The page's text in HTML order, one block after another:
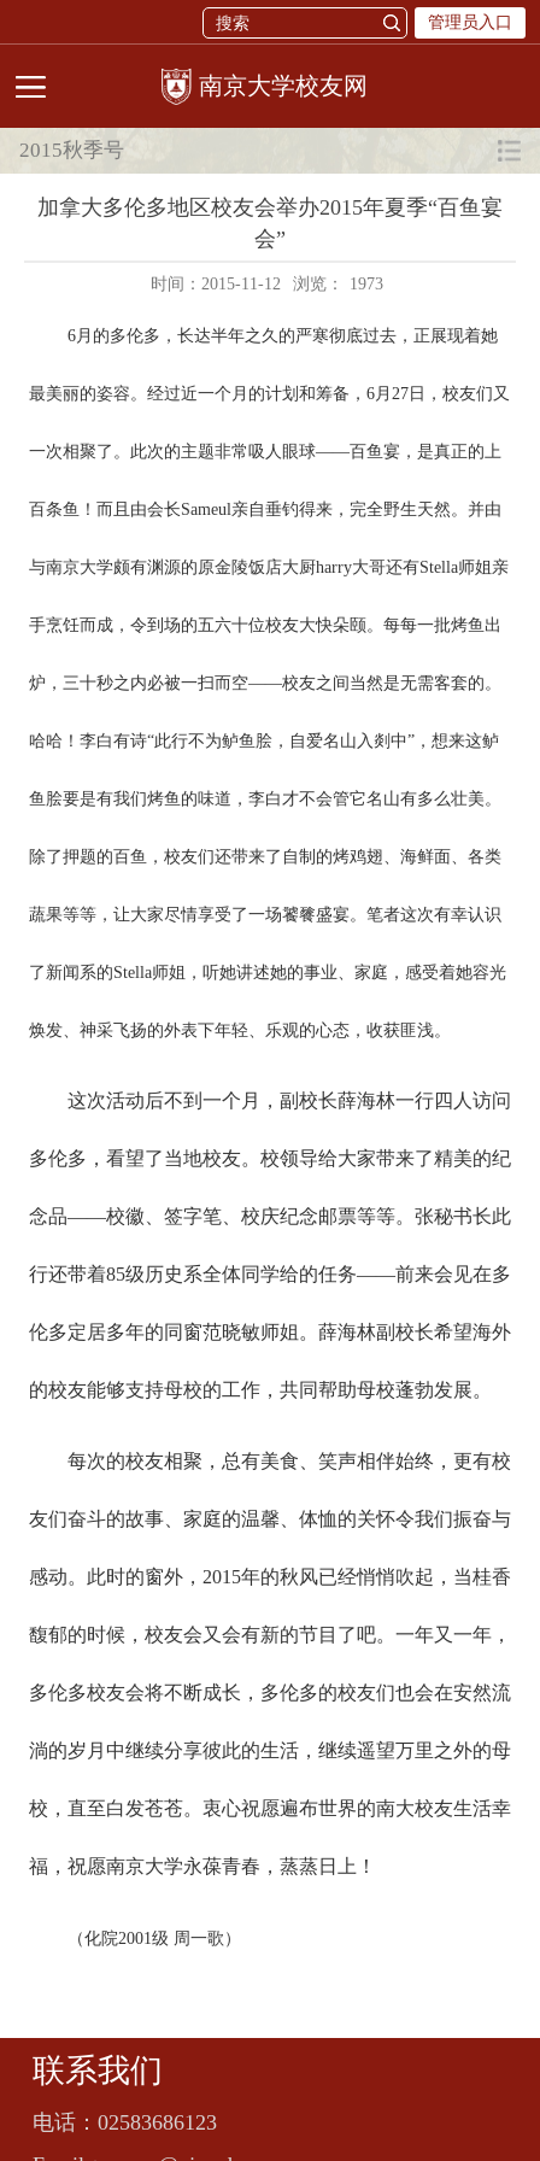
管理员入口
校友网
2015秋季号
加拿大多伦多地区校友会举办2015年夏季“百鱼宴
会”
时间：2015-11-12 浏览： 1973
6月的多伦多，长达半年之久的严寒彻底过去，正展现着她
最美丽的姿容。经过近一个月的计划和筹备，6月27日，校友们又
一次相聚了。此次的主题非常吸人眼球——百鱼宴，是真正的上
百条鱼！而且由会长Sameul亲自垂钓得来，完全野生天然。并由
与南京大学颇有渊源的原金陵饭店大厨harry大哥还有Stella师姐亲
手烹饪而成，令到场的五六十位校友大快朵颐。每每一批烤鱼出
炉，三十秒之内必被一扫而空——校友之间当然是无需客套的。
哈哈！李白有诗“此行不为鲈鱼脍，自爱名山入剡中”，想来这鲈
鱼脍要是有我们烤鱼的味道，李白才不会管它名山有多么壮美。
除了押题的百鱼，校友们还带来了自制的烤鸡翅、海鲜面、各类
蔬果等等，让大家尽情享受了一场饕餮盛宴。笔者这次有幸认识
了新闻系的Stella师姐，听她讲述她的事业、家庭，感受着她容光
焕发、神采飞扬的外表下年轻、乐观的心态，收获匪浅。
这次活动后不到一个月，副校长薛海林一行四人访问
多伦多，看望了当地校友。校领导给大家带来了精美的纪
念品——校徽、签字笔、校庆纪念邮票等等。张秘书长此
行还带着85级历史系全体同学给的任务——前来会见在多
伦多定居多年的同窗范晓敏师姐。薛海林副校长希望海外
的校友能够支持母校的工作，共同帮助母校蓬勃发展。
每次的校友相聚，总有美食、笑声相伴始终，更有校
友们奋斗的故事、家庭的温馨、体恤的关怀令我们振奋与
感动。此时的窗外，2015年的秋风已经悄悄吹起，当桂香
馥郁的时候，校友会又会有新的节目了吧。一年又一年，
多伦多校友会将不断成长，多伦多的校友们也会在安然流
淌的岁月中继续分享彼此的生活，继续遥望万里之外的母
校，直至白发苍苍。衷心祝愿遍布世界的南大校友生活幸
福，祝愿南京大学永葆青春，蒸蒸日上！
（化院2001级 周一歌）
联系我们
电话： 02583686123